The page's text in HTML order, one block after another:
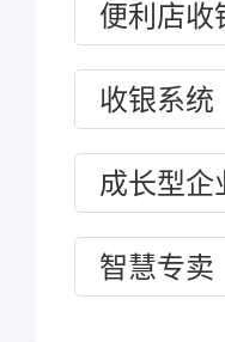
便利店收
收银系统
成长型企
智慧专卖